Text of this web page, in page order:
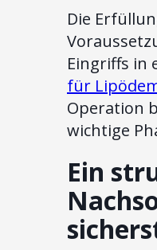
Die
Eingriffs in
für
Operation
wichtige
Ein